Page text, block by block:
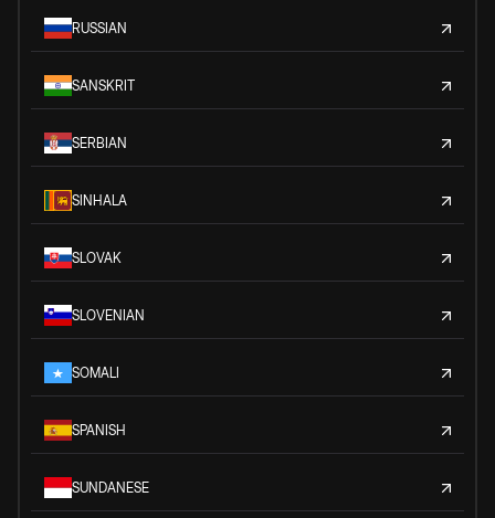
RUSSIAN
SANSKRIT
SERBIAN
SINHALA
SLOVAK
SLOVENIAN
SOMALI
SPANISH
SUNDANESE